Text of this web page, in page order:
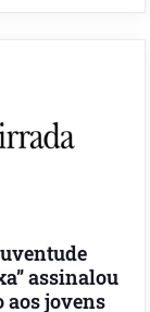
assinalou
aos jovens